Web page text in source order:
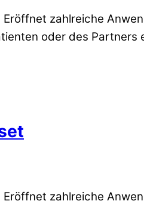
zahlreiche
oder des Partners
zahlreiche